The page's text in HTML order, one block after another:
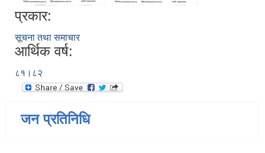
प्रकार:
सूचना तथा समाचार
आर्थिक वर्ष:
८१।८२
जन प्रतिनिधि